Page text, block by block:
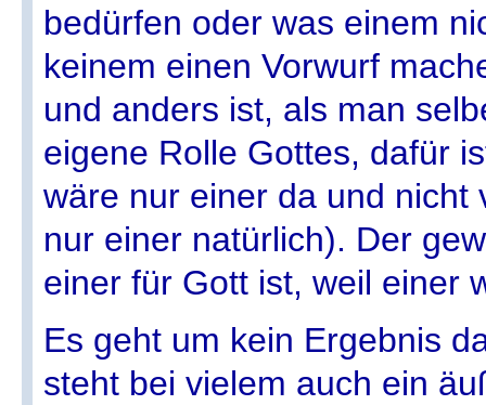
bedürfen oder was einem
keinem einen Vorwurf
und anders ist, als man
eigene Rolle Gottes, dafür
wäre nur einer da und nicht
nur einer natürlich). Der
einer für Gott ist, weil einer
Es geht um kein Ergebnis
steht bei vielem auch ein